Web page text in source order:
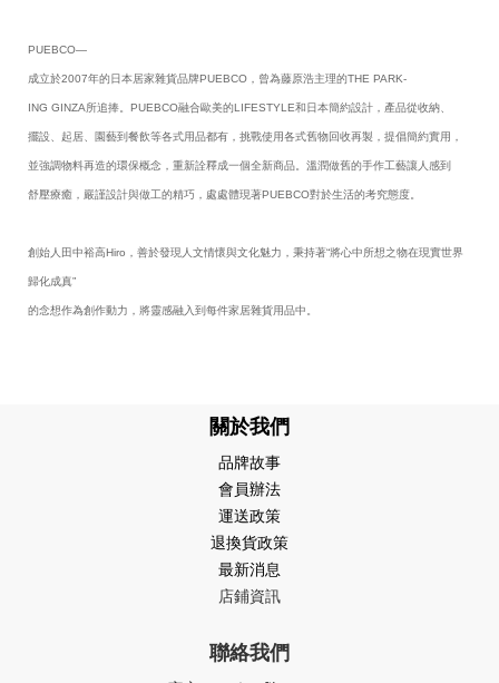
PUEBCO—
成立於2007年的日本居家雜貨品牌PUEBCO，曾為藤原浩主理的THE PARK-
ING GINZA所追捧。PUEBCO融合歐美的LIFESTYLE和日本簡約設計，產品從收納、
擺設、起居、園藝到餐飲等各式用品都有，挑戰使用各式舊物回收再製，提倡簡約實用，
並強調物料再造的環保概念，重新詮釋成一個全新商品。溫潤做舊的手作工藝讓人感到
舒壓療癒，嚴謹設計與做工的精巧，處處體現著PUEBCO對於生活的考究態度。
創始人田中裕高Hiro，善於發現人文情懷與文化魅力，秉持著“將心中所想之物在現實世界
歸化成真”
的念想作為創作動力，將靈感融入到每件家居雜貨用品中。
關於我們
品牌故事
會員辦法
運送政策
退換貨政策
最新消息
店鋪資訊
聯絡我們